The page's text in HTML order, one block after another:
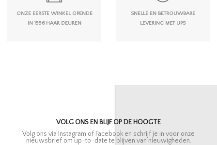
ONZE EERSTE WINKEL OPENDE
IN 1996 HAAR DEUREN
SNELLE EN BETROUWBARE
LEVERING MET UPS
VOLG ONS EN BLIJF OP DE HOOGTE
Volg ons via Instagram of Facebook en schrijf je in voor onze
nieuwsbrief om up-to-date te blijven van nieuwigheden.